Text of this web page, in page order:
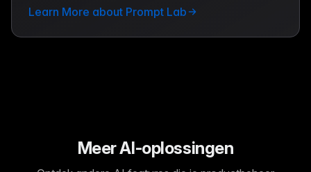
Learn More about Prompt Lab
Meer AI-oplossingen